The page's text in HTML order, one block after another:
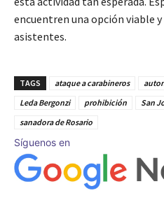
encuentren una opción viable
asistentes.
TAGS ataque a carabineros
Leda Bergonzi
prohibición
San
sanadora de Rosario
Síguenos en